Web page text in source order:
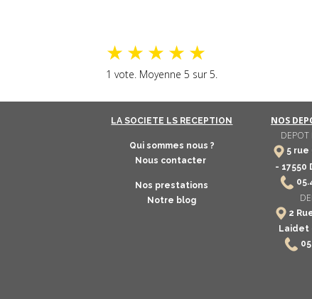
★ ★ ★ ★ ★
1 vote. Moyenne5 sur 5.
LA SOCIETE LS RECEPTION
Qui sommes nous ?
Nous contacter
Nos prestations
Notre blog
NOS
5 rue
- 17550
2
Laidet